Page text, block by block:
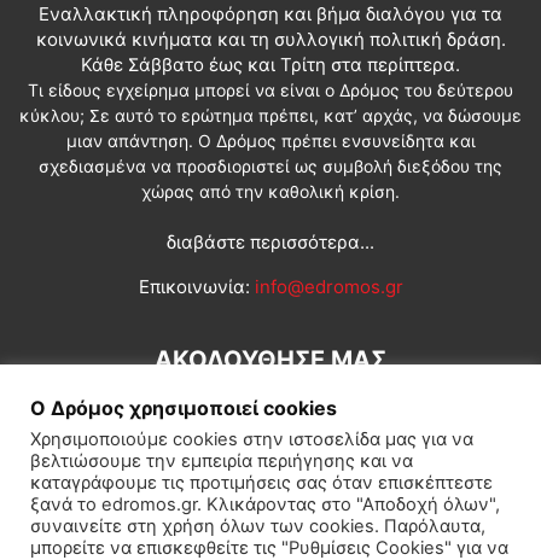
Εναλλακτική πληροφόρηση και βήμα διαλόγου για τα
κοινωνικά κινήματα και τη συλλογική πολιτική δράση.
Κάθε Σάββατο έως και Τρίτη στα περίπτερα.
Τι είδους εγχείρημα μπορεί να είναι ο Δρόμος του δεύτερου
κύκλου; Σε αυτό το ερώτημα πρέπει, κατ’ αρχάς, να δώσουμε
μιαν απάντηση. Ο Δρόμος πρέπει ενσυνείδητα και
σχεδιασμένα να προσδιοριστεί ως συμβολή διεξόδου της
χώρας από την καθολική κρίση.
διαβάστε περισσότερα...
Επικοινωνία: info@edromos.gr
ΑΚΟΛΟΥΘΗΣΕ ΜΑΣ
Εγγραφή συνδρομητή Πολιτική Διεθνή Κοινωνία
Ο Δρόμος χρησιμοποιεί cookies
Χρησιμοποιούμε cookies στην ιστοσελίδα μας για να
βελτιώσουμε την εμπειρία περιήγησης και να
καταγράφουμε τις προτιμήσεις σας όταν επισκέπτεστε
ξανά το edromos.gr. Κλικάροντας στο "Αποδοχή όλων",
συναινείτε στη χρήση όλων των cookies. Παρόλαυτα,
μπορείτε να επισκεφθείτε τις "Ρυθμίσεις Cookies" για να